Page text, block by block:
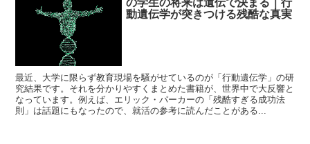
動遺伝学が突きつける残酷な真実
最近、大学に限らず教育現場を騒がせているのが「行動遺伝学」の研
究結果です。それを分かりやすくまとめた書籍が、世界中で大反響と
なっています。例えば、エリック・パーカーの「残酷すぎる成功法
則」は話題にもなったので、就活の参考に読んだことがある...